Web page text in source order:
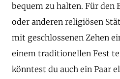
bequem zu halten. Für den
oder anderen religiösen
mit geschlossenen Zehen
einem traditionellen Fest
könntest du auch ein Paar